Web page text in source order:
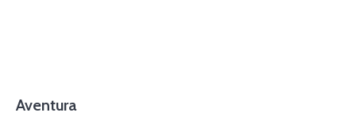
Aventura